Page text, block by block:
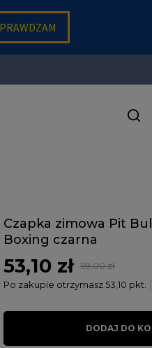
Czapka zimowa Pit
Boxing czarna
53,10 zł
59,00 zł
Po zakupie otrzymasz53,10 pkt.
DODAJ DO